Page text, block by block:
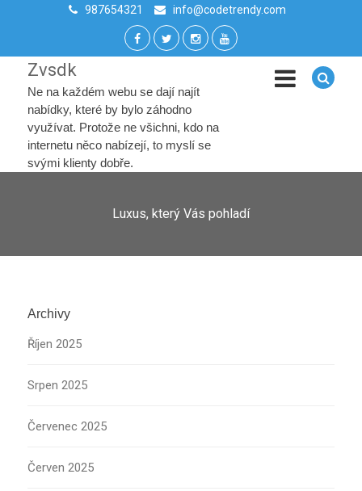
987654321 info@codetrendy.com
Zvsdk
Ne na každém webu se dají najít
nabídky, které by bylo záhodno
využívat. Protože ne všichni, kdo na
internetu něco nabízejí, to myslí se
svými klienty dobře.
Luxus, který Vás pohladí
Archivy
Říjen 2025
Srpen 2025
Červenec 2025
Červen 2025